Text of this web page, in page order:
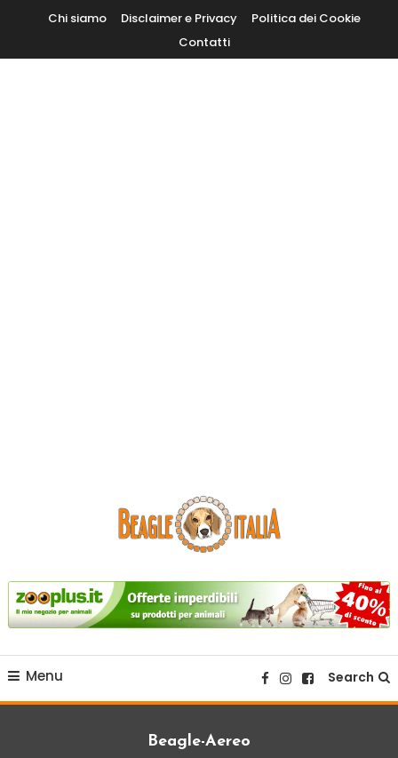
Content
Chi siamo Disclaimer e Privacy
Politica dei Cookie
Contatti
Beagle Italia
Menu Search
Beagle-Aereo